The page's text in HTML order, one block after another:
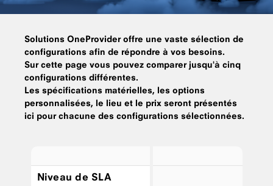
Solutions OneProvider offre une vaste sélection de
configurations afin de répondre à vos besoins.
Sur cette page vous pouvez comparer jusqu'à cinq
configurations différentes.
Les spécifications matérielles, les options
personnalisées, le lieu et le prix seront présentés
ici pour chacune des configurations sélectionnées.
Niveau de SLA